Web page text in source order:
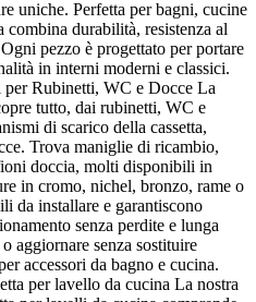
uniche. Perfetta per bagni, cucine
durabilità, resistenza al
pezzo è progettato per portare
in interni moderni e classici.
per Rubinetti, WC e Docce La
tutto, dai rubinetti, WC e
di scarico della cassetta,
Trova maniglie di ricambio,
doccia, molti disponibili in
in cromo, nichel, bronzo, rame o
da installare e garantiscono
senza perdite e lunga
aggiornare senza sostituire
accessori da bagno e cucina.
per lavello da cucina La nostra